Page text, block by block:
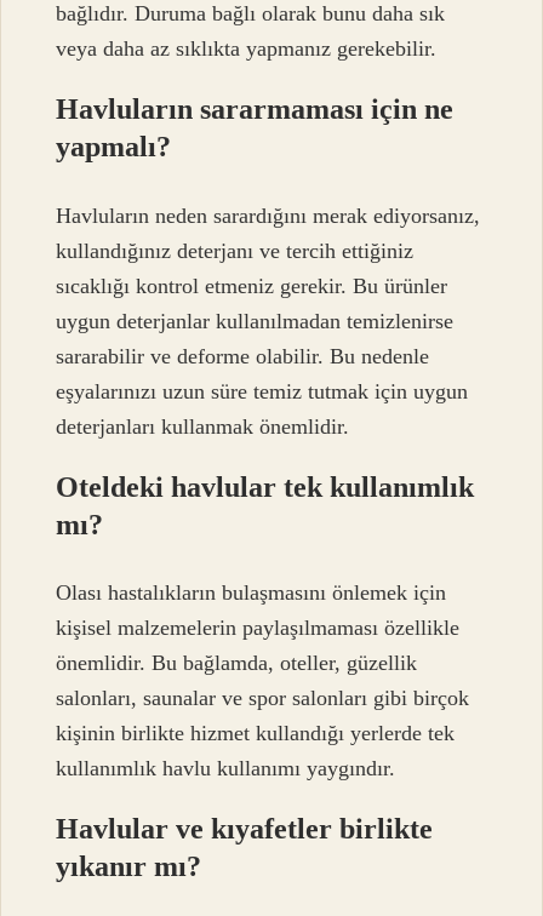
bağlıdır. Duruma bağlı olarak bunu daha sık
veya daha az sıklıkta yapmanız gerekebilir.
Havluların sararmaması için ne
yapmalı?
Havluların neden sarardığını merak ediyorsanız,
kullandığınız deterjanı ve tercih ettiğiniz
sıcaklığı kontrol etmeniz gerekir. Bu ürünler
uygun deterjanlar kullanılmadan temizlenirse
sararabilir ve deforme olabilir. Bu nedenle
eşyalarınızı uzun süre temiz tutmak için uygun
deterjanları kullanmak önemlidir.
Oteldeki havlular tek kullanımlık
mı?
Olası hastalıkların bulaşmasını önlemek için
kişisel malzemelerin paylaşılmaması özellikle
önemlidir. Bu bağlamda, oteller, güzellik
salonları, saunalar ve spor salonları gibi birçok
kişinin birlikte hizmet kullandığı yerlerde tek
kullanımlık havlu kullanımı yaygındır.
Havlular ve kıyafetler birlikte
yıkanır mı?